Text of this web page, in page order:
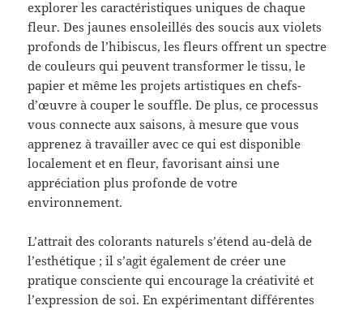
explorer les caractéristiques uniques de chaque
fleur. Des jaunes ensoleillés des soucis aux violets
profonds de l’hibiscus, les fleurs offrent un spectre
de couleurs qui peuvent transformer le tissu, le
papier et même les projets artistiques en chefs-
d’œuvre à couper le souffle. De plus, ce processus
vous connecte aux saisons, à mesure que vous
apprenez à travailler avec ce qui est disponible
localement et en fleur, favorisant ainsi une
appréciation plus profonde de votre
environnement.
L’attrait des colorants naturels s’étend au-delà de
l’esthétique ; il s’agit également de créer une
pratique consciente qui encourage la créativité et
l’expression de soi. En expérimentant différentes